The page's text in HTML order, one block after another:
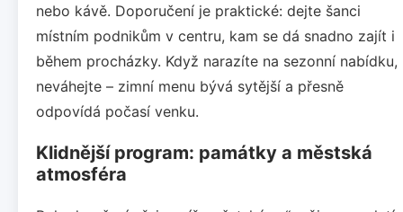
nebo kávě. Doporučení je praktické: dejte šanci
místním podnikům v centru, kam se dá snadno zajít i
během procházky. Když narazíte na sezonní nabídku,
neváhejte – zimní menu bývá sytější a přesně
odpovídá počasí venku.
Klidnější program: památky a městská
atmosféra